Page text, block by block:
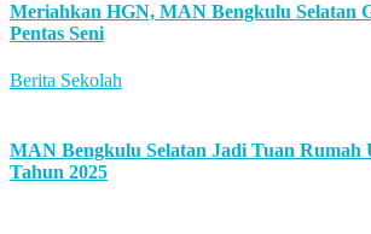
Meriahkan HGN, MAN Bengkulu Selatan
Pentas Seni
Berita Sekolah
MAN Bengkulu Selatan Jadi Tuan Rumah
Tahun 2025